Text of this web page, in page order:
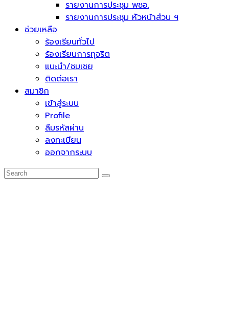
รายงานการประชุม พชอ.
รายงานการประชุม หัวหน้าส่วน ฯ
ช่วยเหลือ
ร้องเรียนทั่วไป
ร้องเรียนการทุจริต
แนะนำ/ชมเชย
ติดต่อเรา
สมาชิก
เข้าสู่ระบบ
Profile
ลืมรหัสผ่าน
ลงทะเบียน
ออกจากระบบ